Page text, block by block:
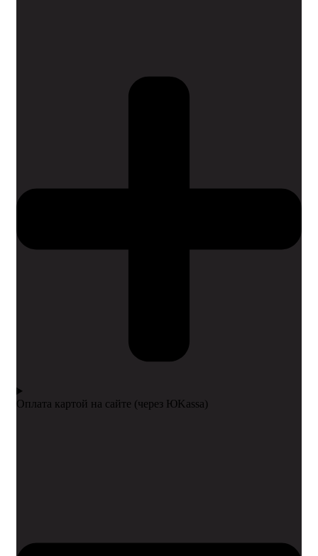
Оплата картой на сайте (через ЮKassa)